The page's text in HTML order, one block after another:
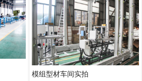
模组型材车间实拍